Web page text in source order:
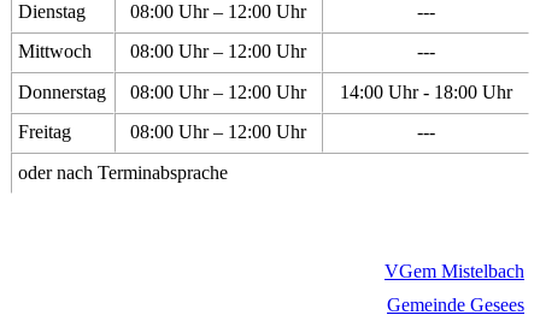
Dienstag
08:00 Uhr – 12:00 Uhr
---
Mittwoch
08:00 Uhr – 12:00 Uhr
---
Donnerstag
08:00 Uhr – 12:00 Uhr
14:00 Uhr - 18:00 Uhr
Freitag
08:00 Uhr – 12:00 Uhr
---
oder nach Terminabsprache
VGem Mistelbach
Gemeinde Gesees